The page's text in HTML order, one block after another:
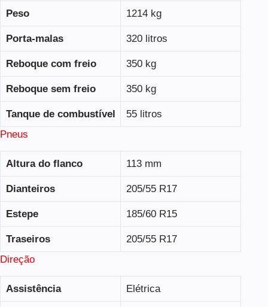
Peso 1214 kg
Porta-malas 320 litros
Reboque com freio 350 kg
Reboque sem freio 350 kg
Tanque de combustível
55 litros
Pneus
Altura do flanco 113 mm
Dianteiros 205/55 R17
Estepe 185/60 R15
Traseiros
205/55 R17
Direção
Assistência Elétrica